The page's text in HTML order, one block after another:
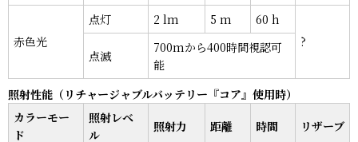
赤色光
点灯 2 lm 5 m
60 h
?
点滅
700mから400時間視認可
能
照射性能（リチャージャブルバッテリー『コア』使用時）
カラーモー
ド
照射レベ
ル
照射力 距離 時間 リザーブ